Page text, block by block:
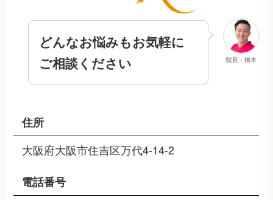
院長：橋本
どんなお悩みもお気軽に
ご相談ください
住所
大阪府大阪市住吉区万代4-14-2
電話番号